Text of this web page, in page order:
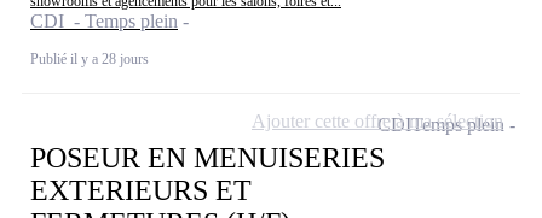
CDI - Temps plein
Publié il y a 28 jours
POSEUR EN MENUISERIES
EXTERIEURS ET
CDITemps plein
Ajouter cette offre à ma sélection